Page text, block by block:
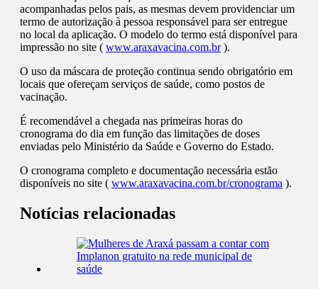
acompanhadas pelos pais, as mesmas devem providenciar um
termo de autorização à pessoa responsável para ser entregue
no local da aplicação. O modelo do termo está disponível para
impressão no site ( www.araxavacina.com.br).
O uso da máscara de proteção continua sendo obrigatório em
locais que ofereçam serviços de saúde, como postos de
vacinação.
É recomendável a chegada nas primeiras horas do
cronograma do dia em função das limitações de doses
enviadas pelo Ministério da Saúde e Governo do Estado.
O cronograma completo e documentação necessária estão
disponíveis no site ( www.araxavacina.com.br/cronograma ).
Notícias relacionadas